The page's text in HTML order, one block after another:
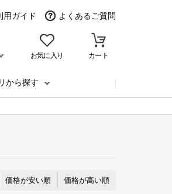
用ガイド よくあるご質問
お気に入り カート
から探す
価格が安い順 価格が高い順